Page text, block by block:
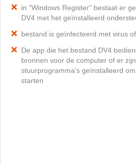
in "Windows Register" bestaat er
DV4 met het geïnstalleerd
bestand is geïnfecteerd met virus
De app die het bestand DV4
bronnen voor de computer of er
stuurprogramma's geïnstalleerd
starten